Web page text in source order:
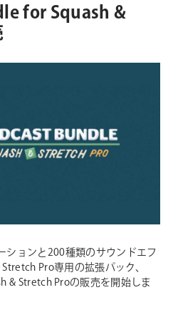
for Squash &
ションと200種類のサウンドエフ
Pro専用の拡張パック、
& Stretch Proの販売を開始しま